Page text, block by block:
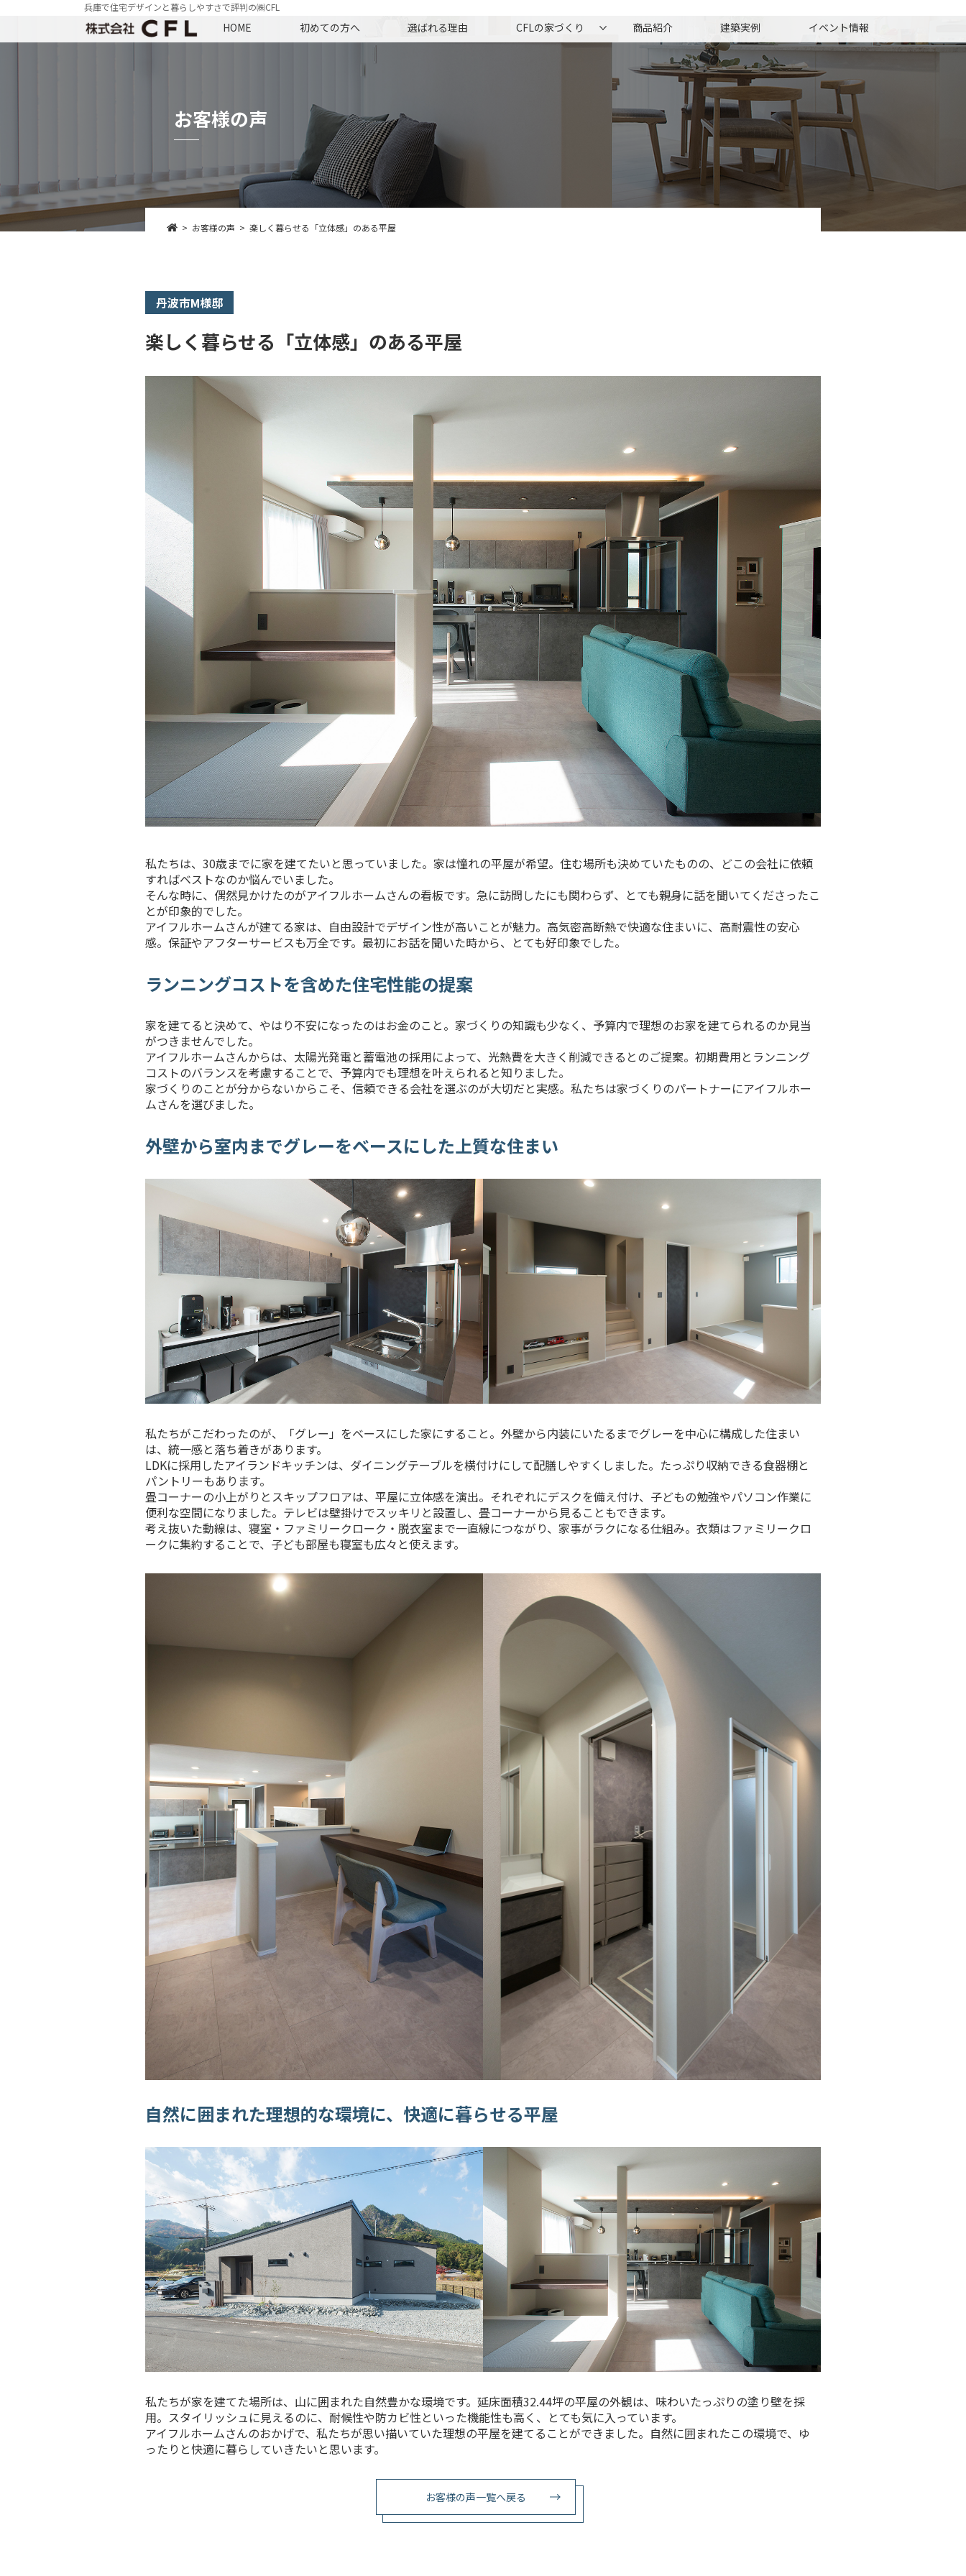
兵庫で住宅デザインと暮らしやすさで評判の㈱CFL
HOME 初めての方へ 選ばれる理由 CFLの家づくり 商品紹介 建築実例 イベント情報
お客様の声
お客様の声 楽しく暮らせる「立体感」のある平屋
丹波市M様邸
楽しく暮らせる「立体感」のある平屋
私たちは、30歳までに家を建てたいと思っていました。家は憧れの平屋が希望。住む場所も決めていたものの、どこの会社に依頼
すればベストなのか悩んでいました。
そんな時に、偶然見かけたのがアイフルホームさんの看板です。急に訪問したにも関わらず、とても親身に話を聞いてくださったこ
とが印象的でした。
アイフルホームさんが建てる家は、自由設計でデザイン性が高いことが魅力。高気密高断熱で快適な住まいに、高耐震性の安心
感。保証やアフターサービスも万全です。最初にお話を聞いた時から、とても好印象でした。
ランニングコストを含めた住宅性能の提案
家を建てると決めて、やはり不安になったのはお金のこと。家づくりの知識も少なく、予算内で理想のお家を建てられるのか見当
がつきませんでした。
アイフルホームさんからは、太陽光発電と蓄電池の採用によって、光熱費を大きく削減できるとのご提案。初期費用とランニング
コストのバランスを考慮することで、予算内でも理想を叶えられると知りました。
家づくりのことが分からないからこそ、信頼できる会社を選ぶのが大切だと実感。私たちは家づくりのパートナーにアイフルホー
ムさんを選びました。
外壁から室内までグレーをベースにした上質な住まい
私たちがこだわったのが、「グレー」をベースにした家にすること。外壁から内装にいたるまでグレーを中心に構成した住まい
は、統一感と落ち着きがあります。
LDKに採用したアイランドキッチンは、ダイニングテーブルを横付けにして配膳しやすくしました。たっぷり収納できる食器棚と
パントリーもあります。
畳コーナーの小上がりとスキップフロアは、平屋に立体感を演出。それぞれにデスクを備え付け、子どもの勉強やパソコン作業に
便利な空間になりました。テレビは壁掛けでスッキリと設置し、畳コーナーから見ることもできます。
考え抜いた動線は、寝室・ファミリークローク・脱衣室まで一直線につながり、家事がラクになる仕組み。衣類はファミリークロ
ークに集約することで、子ども部屋も寝室も広々と使えます。
自然に囲まれた理想的な環境に、快適に暮らせる平屋
私たちが家を建てた場所は、山に囲まれた自然豊かな環境です。延床面積32.44坪の平屋の外観は、味わいたっぷりの塗り壁を採
用。スタイリッシュに見えるのに、耐候性や防カビ性といった機能性も高く、とても気に入っています。
アイフルホームさんのおかげで、私たちが思い描いていた理想の平屋を建てることができました。自然に囲まれたこの環境で、ゆ
ったりと快適に暮らしていきたいと思います。
お客様の声一覧へ戻る